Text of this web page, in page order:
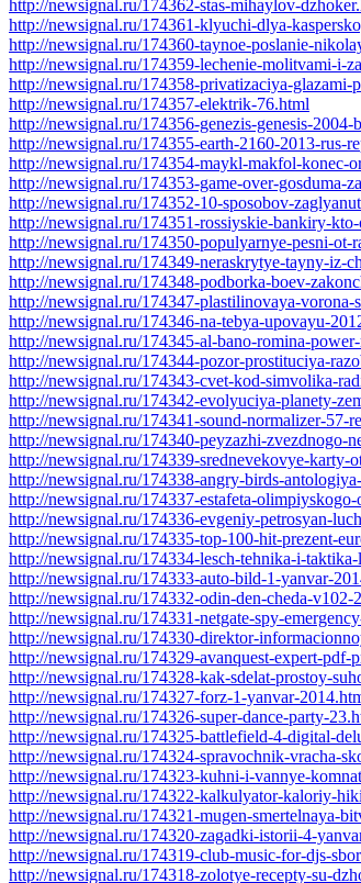
http://newsignal.ru/174362-stas-mihaylov-
http://newsignal.ru/174361-klyuchi-dlya-
http://newsignal.ru/174360-taynoe-poslanie-
http://newsignal.ru/174359-lechenie-molitvami-i-
http://newsignal.ru/174358-privatizaciya-
http://newsignal.ru/174357-elektrik-76.html
http://newsignal.ru/174356-genezis-genesis-
http://newsignal.ru/174355-earth-2160-2013-rus-
http://newsignal.ru/174354-maykl-makfol-konec-
http://newsignal.ru/174353-game-over-
http://newsignal.ru/174352-10-sposobov-
http://newsignal.ru/174351-rossiyskie-bankiry-
http://newsignal.ru/174350-populyarnye-pesni-ot-
http://newsignal.ru/174349-neraskrytye-tayny-iz-
http://newsignal.ru/174348-podborka-boev-
http://newsignal.ru/174347-plastilinovaya-
http://newsignal.ru/174346-na-tebya-upovayu-
http://newsignal.ru/174345-al-bano-romina-
http://newsignal.ru/174344-pozor-prostituciya-
http://newsignal.ru/174343-cvet-kod-simvolika-
http://newsignal.ru/174342-evolyuciya-planety-
http://newsignal.ru/174341-sound-normalizer-57-
http://newsignal.ru/174340-peyzazhi-zvezdnogo-
http://newsignal.ru/174339-srednevekovye-karty-
http://newsignal.ru/174338-angry-birds-
http://newsignal.ru/174337-estafeta-
http://newsignal.ru/174336-evgeniy-petrosyan-
http://newsignal.ru/174335-top-100-hit-prezent-
http://newsignal.ru/174334-lesch-tehnika-i-
http://newsignal.ru/174333-auto-bild-1-yanvar-
http://newsignal.ru/174332-odin-den-cheda-v102-
http://newsignal.ru/174331-netgate-spy-
http://newsignal.ru/174330-direktor-
http://newsignal.ru/174329-avanquest-expert-pdf-
http://newsignal.ru/174328-kak-sdelat-prostoy-
http://newsignal.ru/174327-forz-1-yanvar-
http://newsignal.ru/174326-super-dance-party-
http://newsignal.ru/174325-battlefield-4-digital-
http://newsignal.ru/174324-spravochnik-vracha-
http://newsignal.ru/174323-kuhni-i-vannye-
http://newsignal.ru/174322-kalkulyator-kaloriy-
http://newsignal.ru/174321-mugen-smertelnaya-
http://newsignal.ru/174320-zagadki-istorii-4-
http://newsignal.ru/174319-club-music-for-djs-
http://newsignal.ru/174318-zolotye-recepty-su-